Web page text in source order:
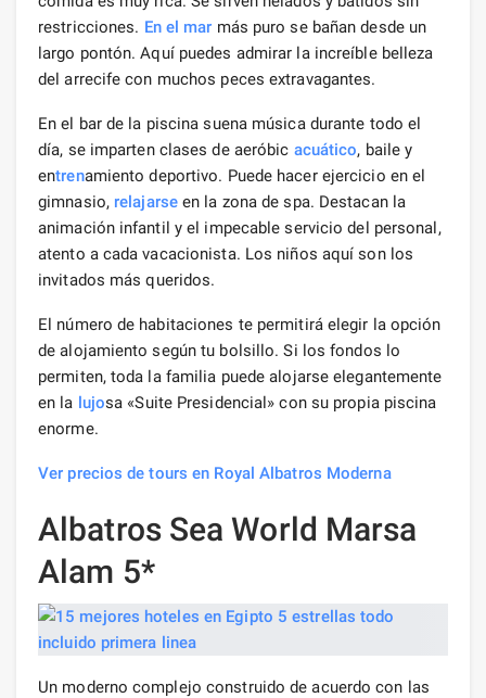
restricciones. En el mar más puro se bañan desde un
largo pontón. Aquí puedes admirar la increíble belleza
del arrecife con muchos peces extravagantes.
En el bar de la piscina suena música durante todo el
día, se imparten clases de aeróbic acuático, baile y
entrenamiento deportivo. Puede hacer ejercicio en el
gimnasio, relajarseen la zona de spa. Destacan la
animación infantil y el impecable servicio del personal,
atento a cada vacacionista. Los niños aquí son los
invitados más queridos.
El número de habitaciones te permitirá elegir la opción
de alojamiento según tu bolsillo. Si los fondos lo
permiten, toda la familia puede alojarse elegantemente
en la lujosa «Suite Presidencial» con su propia piscina
enorme.
Ver precios de tours en Royal Albatros Moderna
Albatros Sea World Marsa
Alam 5*
Un moderno complejo construido de acuerdo con las